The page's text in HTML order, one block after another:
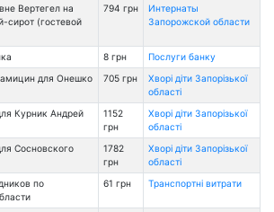
Вертегел на
сирот (гостевой
794 грн
Интернаты
Запорожской области
8 грн Послуги банку
для Онешко
705 грн
Хворі діти Запорізької
області
Курник Андрей
1152
грн
Хворі діти Запорізької
області
Сосновского
1782
грн
Хворі діти Запорізької
області
по
61 грн Транспортні витрати